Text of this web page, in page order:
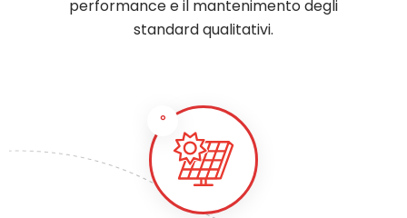
performance e il mantenimento degli
standard qualitativi.
°